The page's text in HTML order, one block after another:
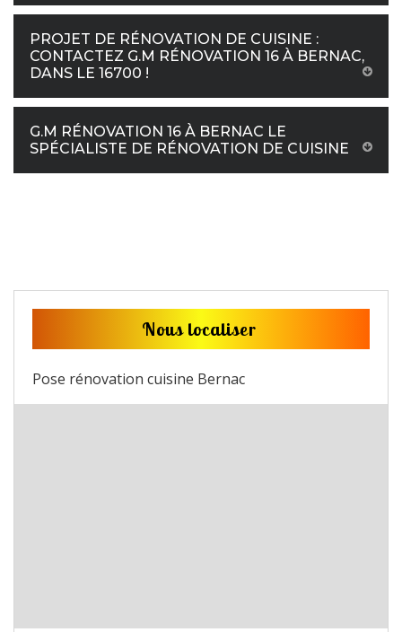
PROJET DE RÉNOVATION DE CUISINE :
CONTACTEZ G.M RÉNOVATION 16 À BERNAC,
DANS LE 16700 !
G.M RÉNOVATION 16 À BERNAC LE
SPÉCIALISTE DE RÉNOVATION DE CUISINE
Nous localiser
Pose rénovation cuisine Bernac